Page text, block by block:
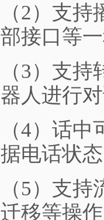
（2） 支持
部接口等
（3） 支持
器人进行
（4） 话中
据电话状
（5） 支持
迁移等操作